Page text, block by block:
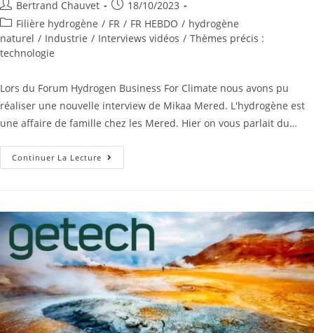
Bertrand Chauvet
18/10/2023
Filière hydrogène / FR / FR HEBDO / hydrogène
naturel / Industrie / Interviews vidéos / Thèmes précis :
technologie
Lors du Forum Hydrogen Business For Climate nous avons pu
réaliser une nouvelle interview de Mikaa Mered. L'hydrogène est
une affaire de famille chez les Mered. Hier on vous parlait du…
Continuer La Lecture